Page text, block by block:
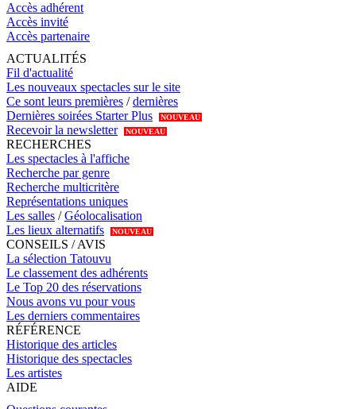
Accès adhérent
Accès invité
Accès partenaire
ACTUALITÉS
Fil d'actualité
Les nouveaux spectacles sur le site
Ce sont leurs premières /dernières
Dernières soirées Starter Plus
NOUVEAU
Recevoir la newsletter NOUVEAU
RECHERCHES
Les spectacles à l'affiche
Recherche par genre
Recherche multicritère
Représentations uniques
Les salles /Géolocalisation
Les lieux alternatifs
NOUVEAU
CONSEILS / AVIS
La sélection Tatouvu
Le classement des adhérents
Le Top 20 des réservations
Nous avons vu pour vous
Les derniers commentaires
RÉFÉRENCE
Historique des articles
Historique des spectacles
Les artistes
AIDE